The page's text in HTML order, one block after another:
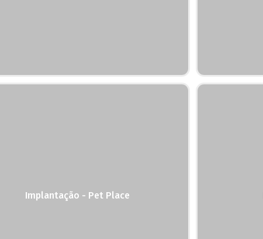
Implantação - Pet Place